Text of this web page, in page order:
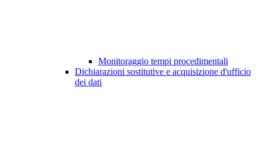
Monitoraggio tempi procedimentali
Dichiarazioni sostitutive e acquisizione d'ufficio
dei dati